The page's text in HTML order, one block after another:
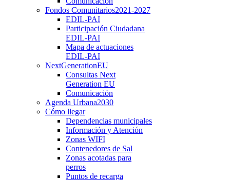
Fondos Comunitarios2021-2027
EDIL-PAI
Participación Ciudadana
EDIL-PAI
Mapa de actuaciones
EDIL-PAI
NextGenerationEU
Consultas Next
Generation EU
Comunicación
Agenda Urbana2030
Cómo llegar
Dependencias municipales
Información y Atención
Zonas WIFI
Contenedores de Sal
Zonas acotadas para
perros
Puntos de recarga